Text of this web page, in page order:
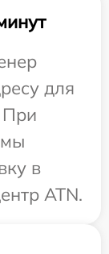
для
При
в
ATN.